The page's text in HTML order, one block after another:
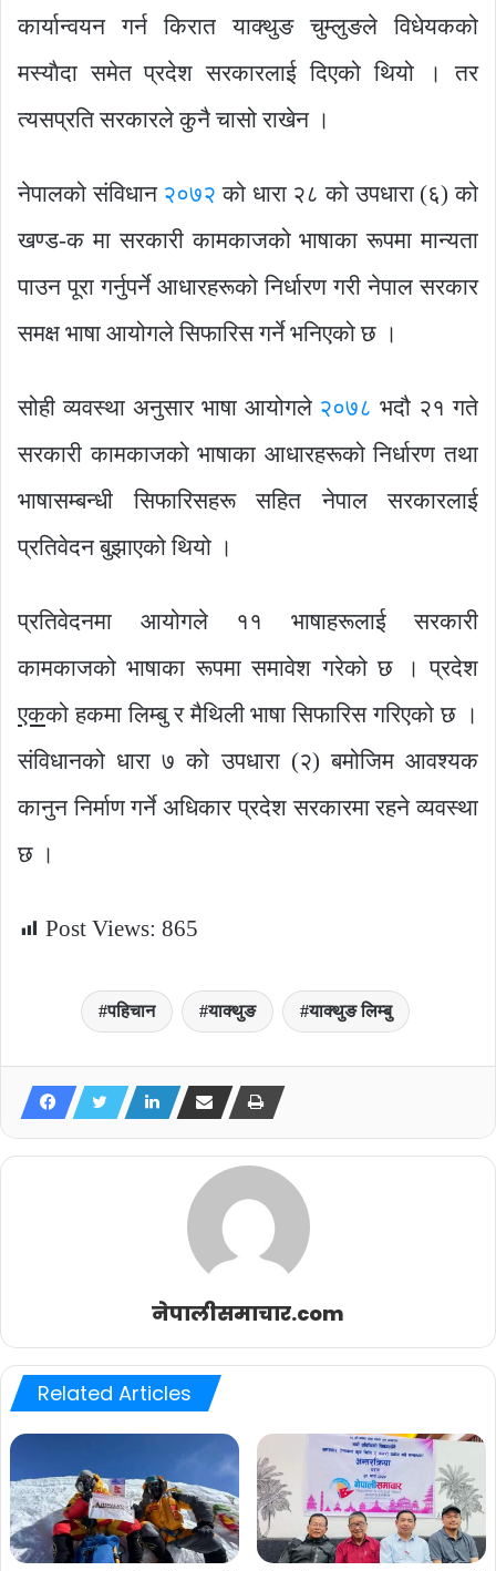
कार्यान्वयन गर्न किरात याक्थुङ चुम्लुङले विधेयकको
मस्याैदा समेत प्रदेश सरकारलाई दिएको थियो । तर
त्यसप्रति सरकारले कुनै चासो राखेन ।
नेपालको संविधान २०७२ को धारा २८ को उपधारा (६) को
खण्ड-क मा सरकारी कामकाजको भाषाका रूपमा मान्यता
पाउन पूरा गर्नुपर्ने आधारहरूको निर्धारण गरी नेपाल सरकार
समक्ष भाषा आयोगले सिफारिस गर्ने भनिएको छ ।
सोही व्यवस्था अनुसार भाषा आयोगले २०७८ भदौ २१ गते
सरकारी कामकाजको भाषाका आधारहरूको निर्धारण तथा
भाषासम्बन्धी सिफारिसहरू सहित नेपाल सरकारलाई
प्रतिवेदन बुझाएको थियो ।
प्रतिवेदनमा आयोगले ११ भाषाहरूलाई सरकारी
कामकाजको भाषाका रूपमा समावेश गरेको छ । प्रदेश
एकको हकमा लिम्बु र मैथिली भाषा सिफारिस गरिएको छ ।
संविधानको धारा ७ को उपधारा (२) बमोजिम आवश्यक
कानुन निर्माण गर्ने अधिकार प्रदेश सरकारमा रहने व्यवस्था
छ ।
Post Views: 865
पहिचान याक्थुङ याक्थुङ लिम्बु
नेपालीसमाचार.com
Related Articles